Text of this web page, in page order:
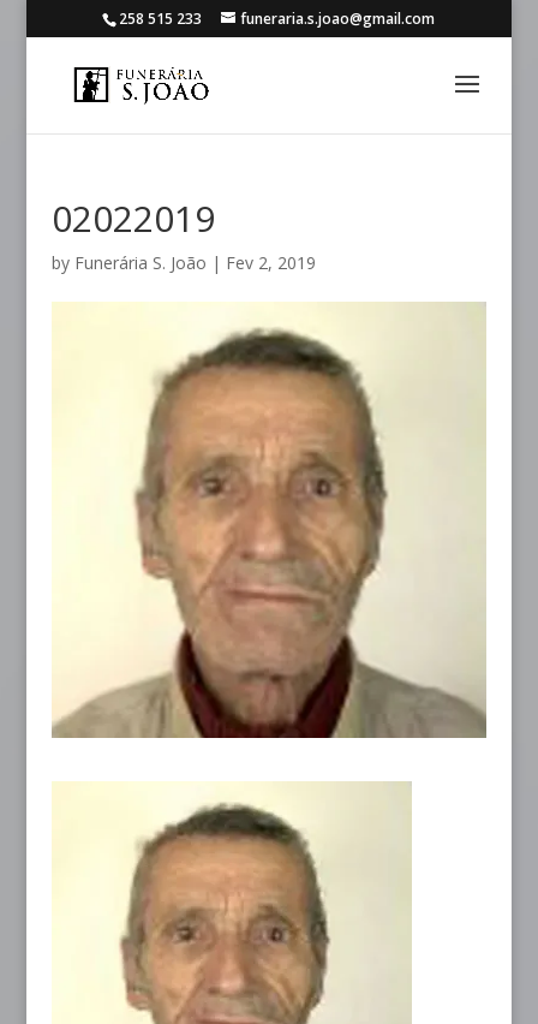
258 515 233 funeraria.s.joao@gmail.com
02022019
by Funerária S. João | Fev 2, 2019